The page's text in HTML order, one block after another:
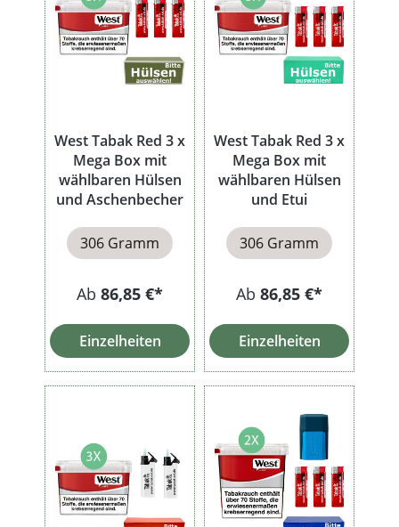
West Tabak Red 3 x
Mega Box mit
wählbaren Hülsen
und Aschenbecher
306 Gramm
Ab 86,85 €*
Einzelheiten
West Tabak Red 3 x
Mega Box mit
wählbaren Hülsen
und Etui
306 Gramm
Ab 86,85 €*
Einzelheiten